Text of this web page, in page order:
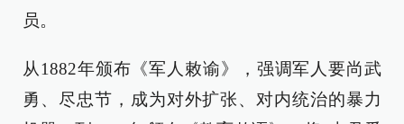
员。
从1882年颁布《军人敕谕》，强调军人要尚武
勇、尽忠节，成为对外扩张、对内统治的暴力